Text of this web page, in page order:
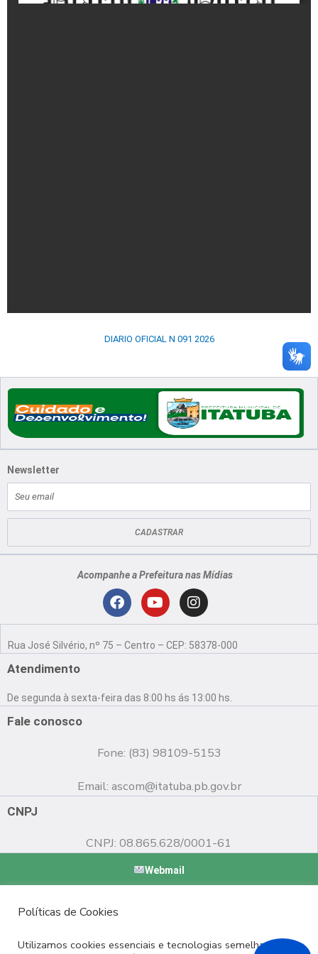
DIARIO OFICIAL N 091 2026
Newsletter
mail
CADASTRAR
Acompanhe a Prefeitura nas Mídias
F
c
o
o
Y
u
b
e
I
n
s
g
r
Rua José Silvério, nº 75 – Centro – CEP: 58378-000
Atendimento
De segunda à sexta-feira das 8:00 hs ás 13:00 hs.
Fale conosco
Fone: (83) 98109-5153
Email: ascom@itatuba.pb.gov.br
CNPJ
CNPJ: 08.865.628/0001-61
Webmail
Políticas de Cookies
Utilizamos cookies essenciais e tecnologias semelhantes de